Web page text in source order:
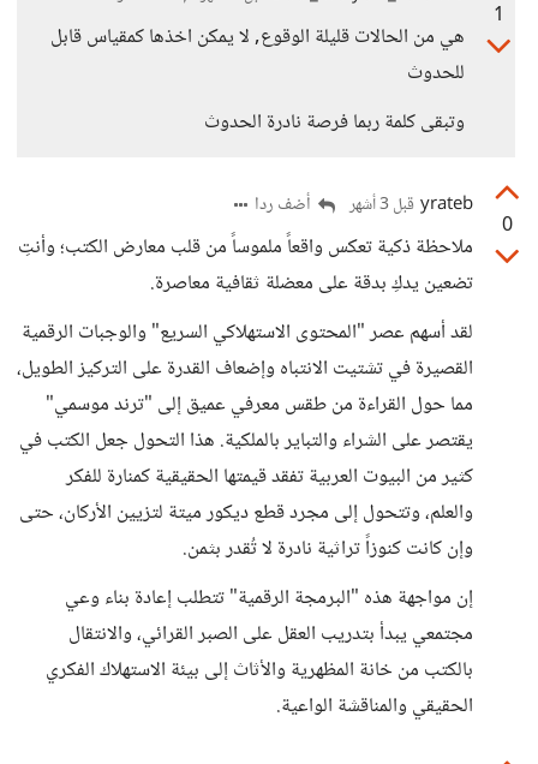
1
هي من الحالات قليلة الوقوع, لا يمكن اخذها كمقياس قابل
للحدوث
وتبقى كلمة ربما فرصة نادرة الحدوث
0
yrateb قبل 3 أشهر أضف ردا
ملاحظة ذكية تعكس واقعاً ملموساً من قلب معارض الكتب؛ وأنتِ
تضعين يدكِ بدقة على معضلة ثقافية معاصرة.
لقد أسهم عصر "المحتوى الاستهلاكي السريع" والوجبات الرقمية
القصيرة في تشتيت الانتباه وإضعاف القدرة على التركيز الطويل،
مما حول القراءة من طقس معرفي عميق إلى "ترند موسمي"
يقتصر على الشراء والتباير بالملكية. هذا التحول جعل الكتب في
كثير من البيوت العربية تفقد قيمتها الحقيقية كمنارة للفكر
والعلم، وتتحول إلى مجرد قطع ديكور ميتة لتزيين الأركان، حتى
وإن كانت كنوزاً تراثية نادرة لا تُقدر بثمن.
إن مواجهة هذه "البرمجة الرقمية" تتطلب إعادة بناء وعي
مجتمعي يبدأ بتدريب العقل على الصبر القرائي، والانتقال
بالكتب من خانة المظهرية والأثاث إلى بيئة الاستهلاك الفكري
الحقيقي والمناقشة الواعية.